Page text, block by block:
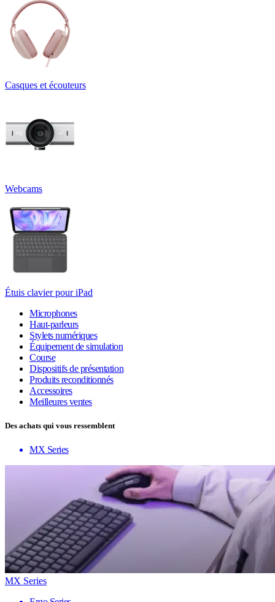
Casques et écouteurs
Webcams
Étuis clavier pour iPad
Microphones
Haut-parleurs
Stylets numériques
Équipement de simulation
Course
Dispositifs de présentation
Produits reconditionnés
Accessoires
Meilleures ventes
Des achats qui vous ressemblent
MX Series
MX Series